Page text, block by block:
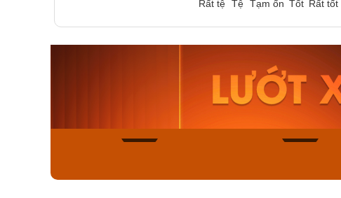
Rất tệ Tệ Tạm ổn Tốt Rất tốt
Casio Nam MTS-
115D-1AVDF
2.823.000₫
2.399.550₫
Mua ngay